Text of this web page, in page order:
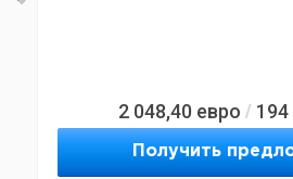
2 048,40 евро / 194
Получить